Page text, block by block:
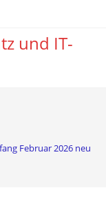
und IT-
Februar 2026 neu